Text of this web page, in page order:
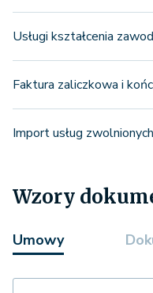
Usługi kształcenia
Faktura zaliczkowa i
Import usług
Wzory
Umowy